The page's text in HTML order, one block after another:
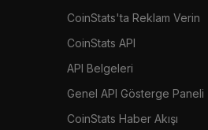
CoinStats'ta Reklam Verin
CoinStats API
API Belgeleri
Genel API Gösterge Paneli
CoinStats Haber Akışı